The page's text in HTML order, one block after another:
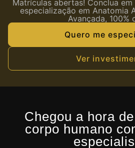
Matrículas abertas! Conclua em
especialização em Anatomia
Avançada, 100%
Quero me
Ver
Chegou a hora
corpo humano